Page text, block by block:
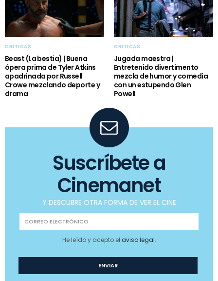
CRÍTICAS
Beast (La bestia) | Buena
ópera prima de Tyler Atkins
apadrinada por Russell
Crowe mezclando deporte y
drama
CRÍTICAS
Jugada maestra |
Entretenido divertimento
mezcla de humor y comedia
con un estupendo Glen
Powell
Suscríbete a
Cinemanet
Y DESCUBRE OTRA FORMA DE VER EL CINE
He leído y acepto el aviso legal.